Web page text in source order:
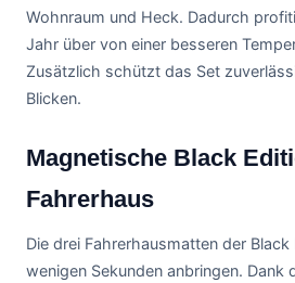
Wohnraum und Heck. Dadurch
Jahr über von einer besseren
Zusätzlich schützt das Set
Blicken.
Magnetische Black
Fahrerhaus
Die drei Fahrerhausmatten der
wenigen Sekunden anbringen. Dank